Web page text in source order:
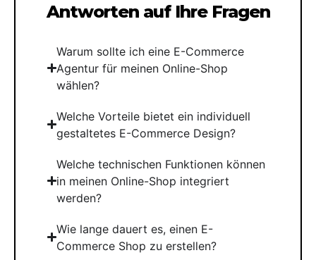
Antworten auf Ihre Fragen
Warum sollte ich eine E-Commerce
Agentur für meinen Online-Shop
wählen?
Welche Vorteile bietet ein individuell
gestaltetes E-Commerce Design?
Welche technischen Funktionen können
in meinen Online-Shop integriert
werden?
Wie lange dauert es, einen E-
Commerce Shop zu erstellen?